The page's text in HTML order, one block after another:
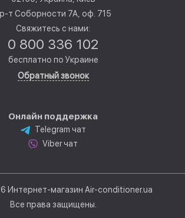
т Соборности 7А, оф. 715
Свяжитесь с нами:
0 800 336 102
бесплатно по Украине
Обратный звонок
Онлайн поддержка
Telegram чат
Viber чат
Интернет-магазин Air-conditioner.ua
Все права защищены.